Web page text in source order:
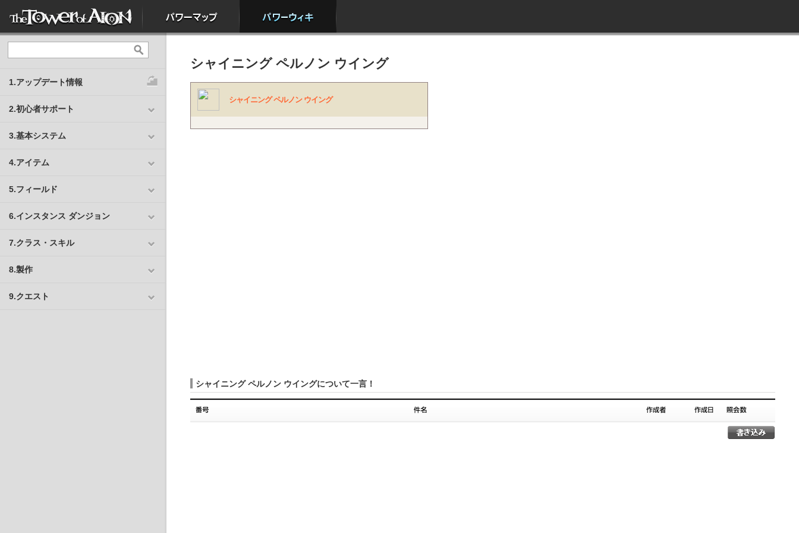
1.アップデート情報
2.初心者サポート
3.基本システム
4.アイテム
5.フィールド
6.インスタンス ダンジョン
7.クラス・スキル
8.製作
9.クエスト
シャイニング ペルノン ウイング
シャイニング ペルノン ウイング
シャイニング ペルノン ウイングについて一言！